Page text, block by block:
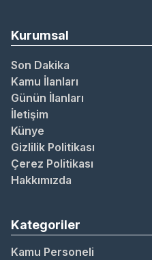
Kurumsal
Son Dakika
Kamu İlanları
Günün İlanları
İletişim
Künye
Gizlilik Politikası
Çerez Politikası
Hakkımızda
Kategoriler
Kamu Personeli